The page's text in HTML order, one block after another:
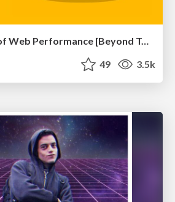
The Psychology of Web Performance [Beyond Tellerrand 2023]
49 3.5k